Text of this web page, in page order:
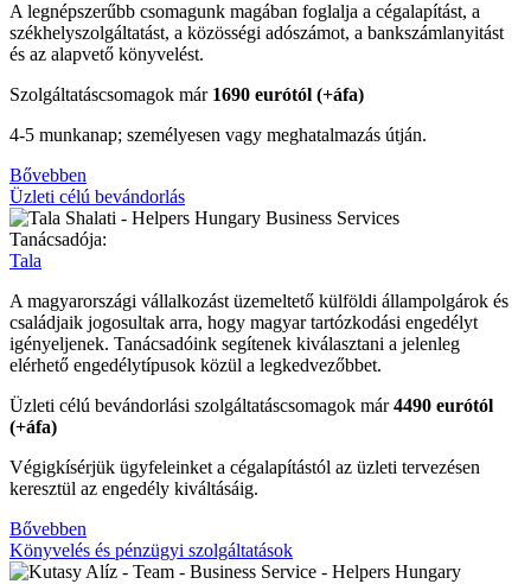
A legnépszerűbb csomagunk magában foglalja a cégalapítást, a
székhelyszolgáltatást, a közösségi adószámot, a bankszámlanyitást
és az alapvető könyvelést.
Szolgáltatáscsomagok már1690 eurótól (+áfa)
4-5 munkanap; személyesen vagy meghatalmazás útján.
Bővebben
Üzleti célú bevándorlás
Tanácsadója:
Tala
A magyarországi vállalkozást üzemeltető külföldi állampolgárok és
családjaik jogosultak arra, hogy magyar tartózkodási engedélyt
igényeljenek. Tanácsadóink segítenek kiválasztani a jelenleg
elérhető engedélytípusok közül a legkedvezőbbet.
Üzleti célú bevándorlási szolgáltatáscsomagok már4490 eurótól
(+áfa)
Végigkísérjük ügyfeleinket a cégalapítástól az üzleti tervezésen
keresztül az engedély kiváltásáig.
Bővebben
Könyvelés és pénzügyi szolgáltatások